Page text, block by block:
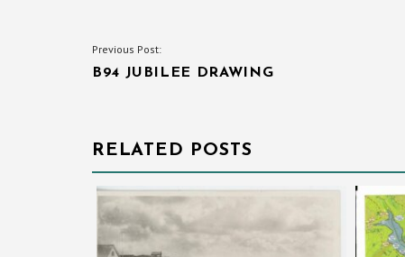
LLYWIO
COFNOD
Previous Post:
B94 JUBILEE DRAWING
RELATED POSTS